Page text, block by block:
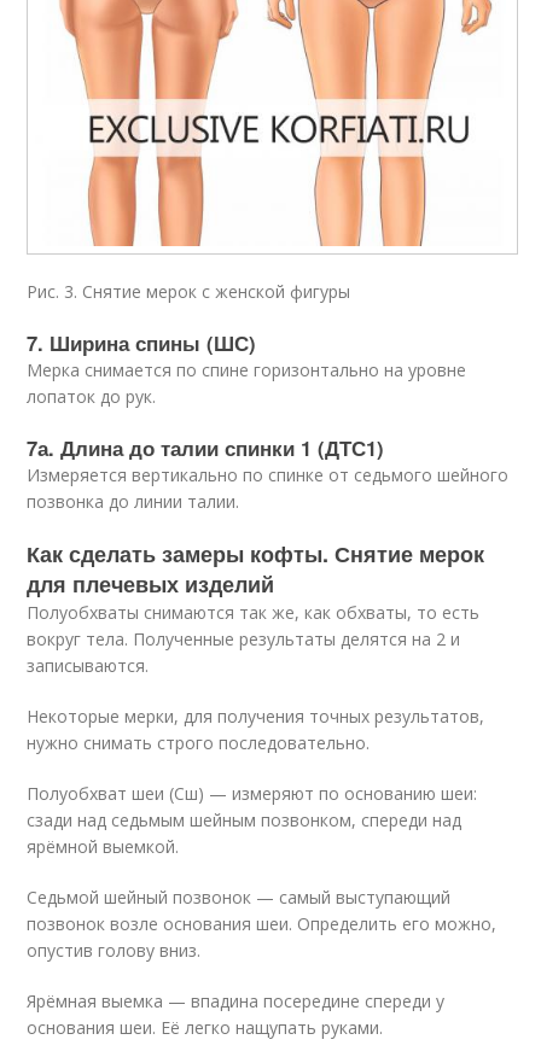
Рис. 3. Снятие мерок с женской фигуры
7. Ширина спины (ШС)
Мерка снимается по спине горизонтально на уровне
лопаток до рук.
7а. Длина до талии спинки 1 (ДТС1)
Измеряется вертикально по спинке от седьмого шейного
позвонка до линии талии.
Как сделать замеры кофты. Снятие мерок
для плечевых изделий
Полуобхваты снимаются так же, как обхваты, то есть
вокруг тела. Полученные результаты делятся на 2 и
записываются.
Некоторые мерки, для получения точных результатов,
нужно снимать строго последовательно.
Полуобхват шеи (Сш) — измеряют по основанию шеи:
сзади над седьмым шейным позвонком, спереди над
ярёмной выемкой.
Седьмой шейный позвонок — самый выступающий
позвонок возле основания шеи. Определить его можно,
опустив голову вниз.
Ярёмная выемка — впадина посередине спереди у
основания шеи. Её легко нащупать руками.